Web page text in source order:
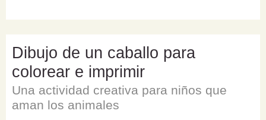
Dibujo de un caballo para
colorear e imprimir
Una actividad creativa para niños que
aman los animales